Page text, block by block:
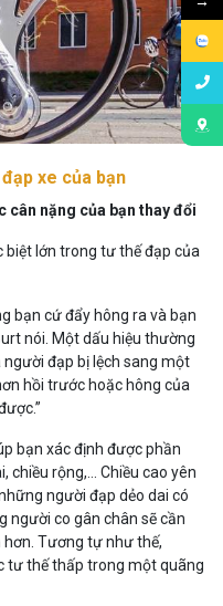
xe của bạn
cân nặng của bạn thay đổi
biệt lớn trong tư thế đạp của
bạn cứ đẩy hông ra và bạn
nói. Một dấu hiệu thường
người đạp bị lệch sang một
hồi trước hoặc hông của
bạn xác định được phần
chiều rộng,… Chiều cao yên
người đạp dẻo dai có
người co gân chân sẽ cần
Tương tự như thế,
tư thế thấp trong một quãng